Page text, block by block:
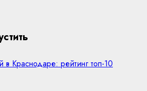
Краснодаре: рейтинг топ-10